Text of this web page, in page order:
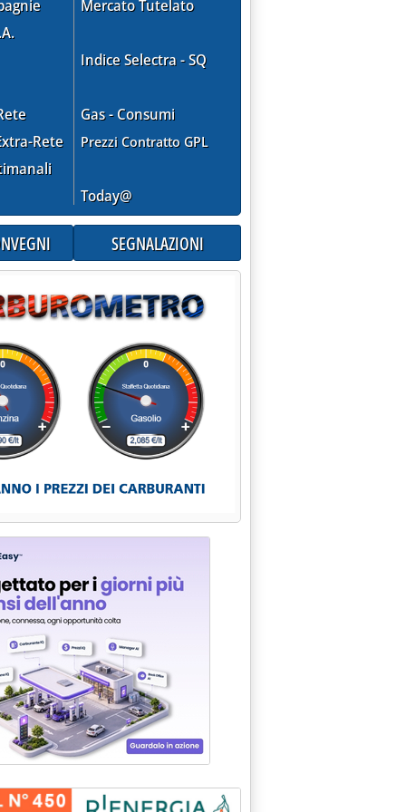
Rete
Mercato Tutelato
Indice Selectra - SQ
Gas - Consumi
Prezzi Contratto GPL
Today@
SEGNALAZIONI